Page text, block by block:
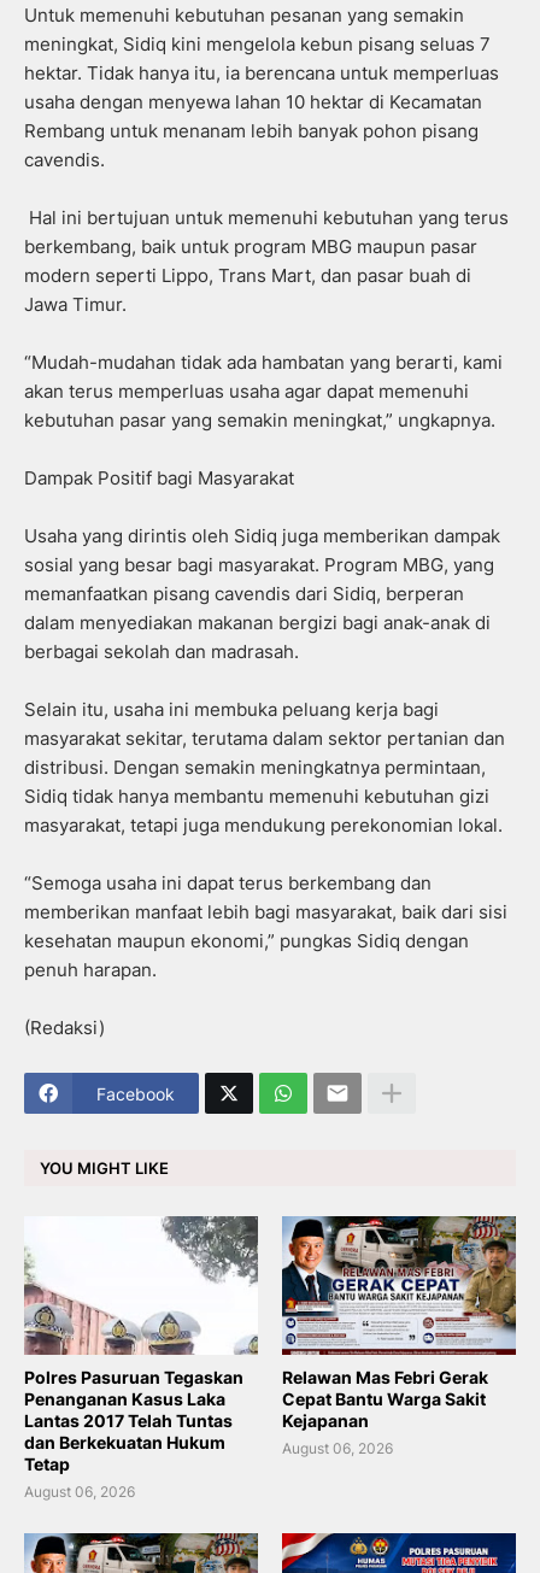
Untuk memenuhi kebutuhan pesanan yang semakin
meningkat, Sidiq kini mengelola kebun pisang seluas 7
hektar. Tidak hanya itu, ia berencana untuk memperluas
usaha dengan menyewa lahan 10 hektar di Kecamatan
Rembang untuk menanam lebih banyak pohon pisang
cavendis.
Hal ini bertujuan untuk memenuhi kebutuhan yang terus
berkembang, baik untuk program MBG maupun pasar
modern seperti Lippo, Trans Mart, dan pasar buah di
Jawa Timur.
“Mudah-mudahan tidak ada hambatan yang berarti, kami
akan terus memperluas usaha agar dapat memenuhi
kebutuhan pasar yang semakin meningkat,” ungkapnya.
Dampak Positif bagi Masyarakat
Usaha yang dirintis oleh Sidiq juga memberikan dampak
sosial yang besar bagi masyarakat. Program MBG, yang
memanfaatkan pisang cavendis dari Sidiq, berperan
dalam menyediakan makanan bergizi bagi anak-anak di
berbagai sekolah dan madrasah.
Selain itu, usaha ini membuka peluang kerja bagi
masyarakat sekitar, terutama dalam sektor pertanian dan
distribusi. Dengan semakin meningkatnya permintaan,
Sidiq tidak hanya membantu memenuhi kebutuhan gizi
masyarakat, tetapi juga mendukung perekonomian lokal.
“Semoga usaha ini dapat terus berkembang dan
memberikan manfaat lebih bagi masyarakat, baik dari sisi
kesehatan maupun ekonomi,” pungkas Sidiq dengan
penuh harapan.
(Redaksi)
Facebook
YOU MIGHT LIKE
Polres Pasuruan Tegaskan
Penanganan Kasus Laka
Lantas 2017 Telah Tuntas
dan Berkekuatan Hukum
Tetap
August 06, 2026
Relawan Mas Febri Gerak
Cepat Bantu Warga Sakit
Kejapanan
August 06, 2026